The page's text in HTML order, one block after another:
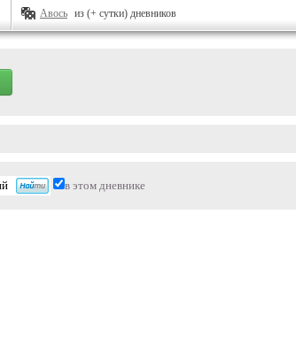
Авось из (+ сутки) дневников
в этом дневнике